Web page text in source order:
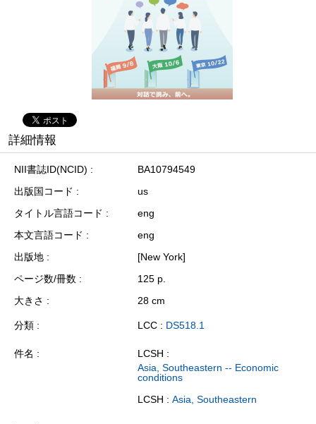
詳細情報
NII書誌ID(NCID)
BA10794549
出版国コード
us
タイトル言語コード
eng
本文言語コード
eng
出版地
[New York]
ページ数/冊数
125 p.
大きさ
28 cm
分類 LCC : DS518.1
件名
LCSH :
Asia, Southeastern -- Economic
conditions
LCSH : Asia, Southeastern